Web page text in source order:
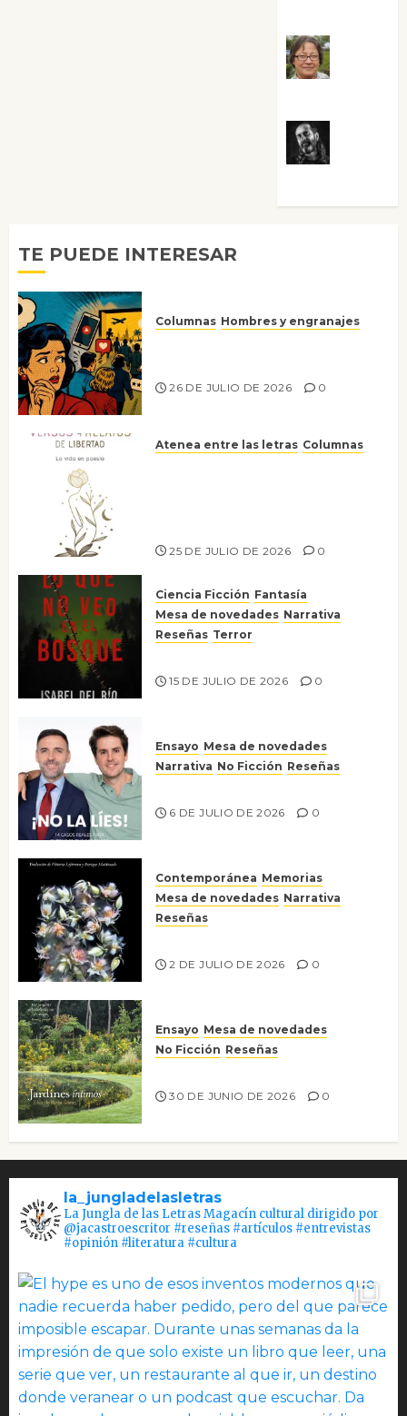
TE PUEDE INTERESAR
Columnas Hombres y engranajes
26 DE JULIO DE 2026 0
Atenea entre las letras Columnas
25 DE JULIO DE 2026 0
Ciencia Ficción Fantasía
Mesa de novedades Narrativa
Reseñas Terror
15 DE JULIO DE 2026 0
Ensayo Mesa de novedades
Narrativa No Ficción Reseñas
6 DE JULIO DE 2026 0
Contemporánea Memorias
Mesa de novedades Narrativa
Reseñas
2 DE JULIO DE 2026 0
Ensayo Mesa de novedades
No Ficción Reseñas
30 DE JUNIO DE 2026 0
la_jungladelasletras
La Jungla de las Letras Magacín cultural dirigido por
@jacastroescritor #reseñas #artículos #entrevistas
#opinión #literatura #cultura